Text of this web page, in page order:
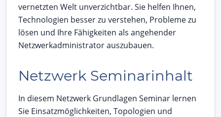
vernetzten Welt unverzichtbar. Sie helfen Ihnen,
Technologien besser zu verstehen, Probleme zu
lösen und Ihre Fähigkeiten als angehender
Netzwerkadministrator auszubauen.
Netzwerk Seminarinhalt
In diesem Netzwerk Grundlagen Seminar lernen
Sie Einsatzmöglichkeiten, Topologien und